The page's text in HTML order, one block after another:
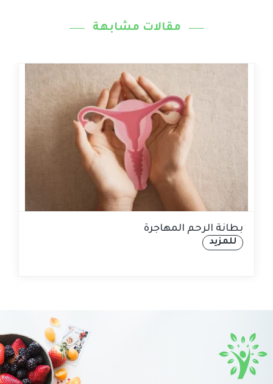
مقالات مشابهة
بطانة الرحم المهاجرة